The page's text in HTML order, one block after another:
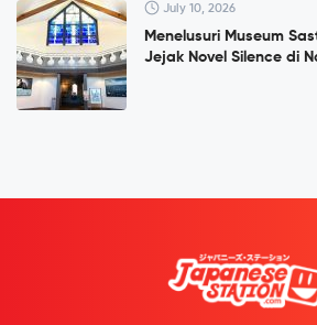
July 10, 2026
Menelusuri Museum
Jejak Novel Silence di